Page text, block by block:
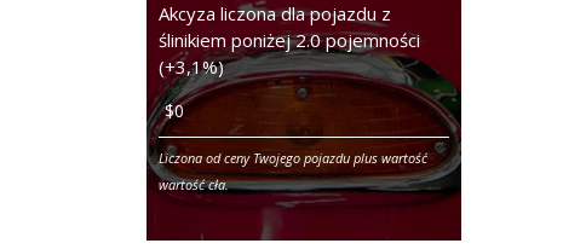
Akcyza liczona dla pojazdu z
ślinikiem poniżej 2.0 pojemności
(+3,1%)
Liczona od ceny Twojego pojazdu plus wartość
wartość cła.